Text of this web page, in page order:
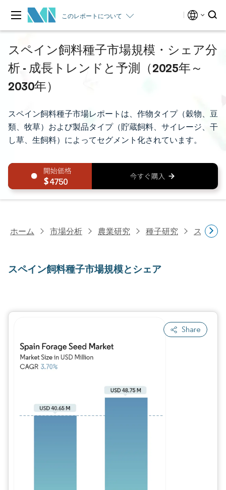
このレポートについて
スペイン飼料種子市場規模・シェア分
析 - 成長トレンドと予測（2025年～
2030年）
スペイン飼料種子市場レポートは、作物タイプ（穀物、豆
類、牧草）および製品タイプ（貯蔵飼料、サイレージ、干
し草、生飼料）によってセグメント化されています。
4750
ホーム 市場分析 農業研究 種子研究 スペイ
スペイン飼料種子市場規模とシェア
Share